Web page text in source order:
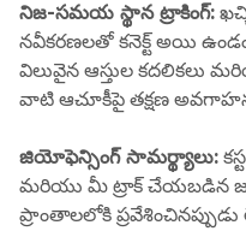
నిజ-సమయ స్థాన ట్రాకింగ్:
నవీకరణలతో కనెక్ట్ అయి
విలువైన ఆస్తుల కదలికలు
వాటి ఆచూకీపై తక్షణ
జియోఫెన్సింగ్ సామర్థ్యాలు:
మరియు మీ ట్రాక్ చేయబడిన
ప్రాంతాలలోకి